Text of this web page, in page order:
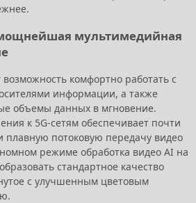
мультимедийная
комфортно работать с
информации, а также
объемы данных в мгновение.
к 5G-сетям обеспечивает почти
плавную потоковую передачу видео
режиме обработка видео AI на
стандартное качество
с улучшенным цветовым